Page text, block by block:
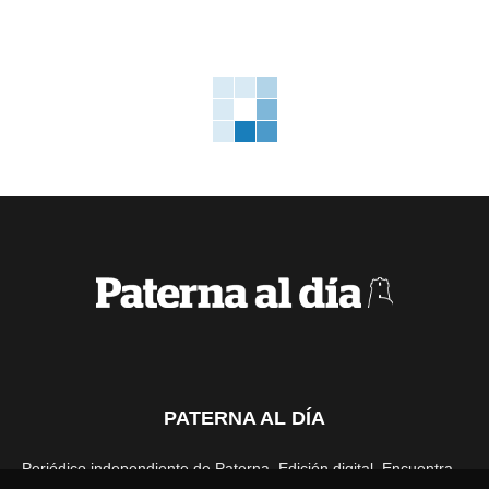
PATERNA AL DÍA
Periódico independiente de Paterna. Edición digital. Encuentra